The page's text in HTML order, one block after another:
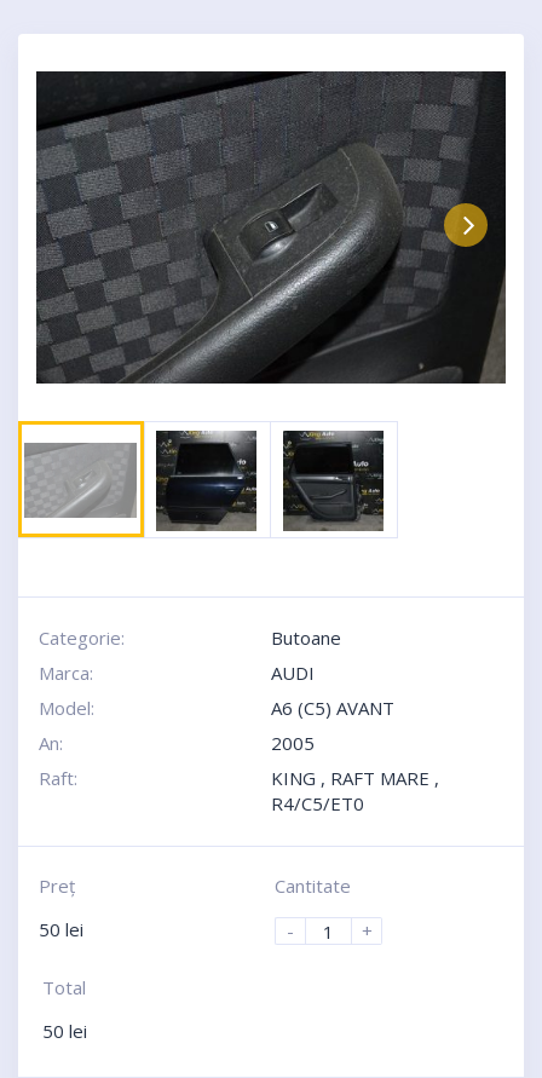
Next
Categorie:
Butoane
Marca:
AUDI
Model:
A6 (C5) AVANT
An:
2005
Raft:
KING , RAFT MARE ,
R4/C5/ET0
Preţ
50 lei
Cantitate
-
+
Total
50 lei